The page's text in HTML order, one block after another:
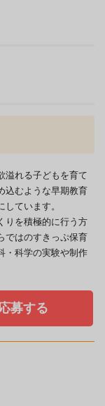
溢れる子どもを育て
込むような早期教育
ています。
りを積極的に行う方
ではのすきっぷ保育
・科学の実験や制作
募する